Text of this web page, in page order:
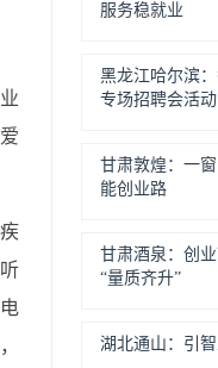
服务稳就业
黑龙江哈尔滨
专场招聘会活动
甘肃敦煌：一
能创业路
甘肃酒泉：创
“量质齐升”
湖北通山：引